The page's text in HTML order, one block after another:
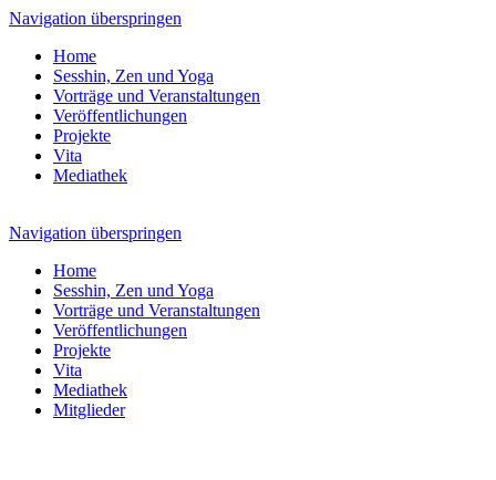
Navigation überspringen
Home
Sesshin, Zen und Yoga
Vorträge und Veranstaltungen
Veröffentlichungen
Projekte
Vita
Mediathek
Navigation überspringen
Home
Sesshin, Zen und Yoga
Vorträge und Veranstaltungen
Veröffentlichungen
Projekte
Vita
Mediathek
Mitglieder